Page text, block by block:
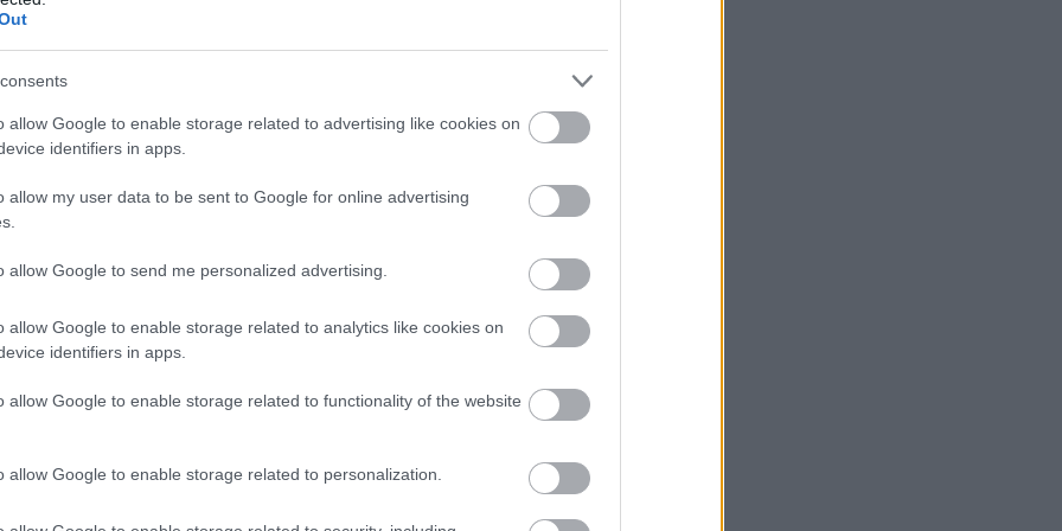
allow Google to enable storage related to advertising like cookies on
identifiers in apps.
allow my user data to be sent to Google for online advertising
allow Google to send me personalized advertising.
allow Google to enable storage related to analytics like cookies on
identifiers in apps.
allow Google to enable storage related to functionality of the website
allow Google to enable storage related to personalization.
Sürgősségi Betegellátó Osztályának
laude a Semmelweis Orvostudományi Egyetem
kivonuló szolgálatot látott el mentőtisztként az
Orvosként a Szent Imre Kórház Központi
dolgozni, majd 1996-tól a Fejér megyei Szent
Osztályán. 1998-ban telepedett le
Aneszteziológiai és Intenzív Betegellátó
és intenzív terápiából kiválóan megfelelt
Az osztály kötelékében, egy általa vezetett
számára rendszeres alapszintű újraélesztés
részesült. 2004-től felel a kórház
2006-ban szakvizsgázott sürgősségi
részt vett az újonnan létesítendő Sürgősségi
majd 2006. október 01-től ennek alapító
kivonuló mentőorvosi szolgálatot teljesített a
2008-ban Szent Pantaleon Emlékérem
hagyományos kínai orvoslás és csatolt
orvos-igazgatói feladatait látta el. 2014-ben